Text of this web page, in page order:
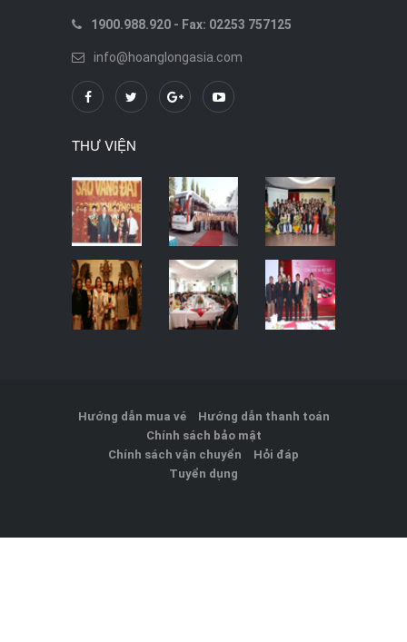
1900.988.920 - Fax: 02253 757125
info@hoanglongasia.com
THƯ VIỆN
Hướng dẫn mua vé
Hướng dẫn thanh toán
Chính sách bảo mật
Chính sách vận chuyển
Hỏi đáp
Tuyển dụng